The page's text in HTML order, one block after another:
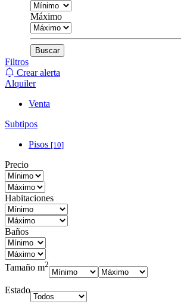
Máximo
Buscar
Filtros
Crear alerta
Alquiler
Venta
Subtipos
Pisos [10]
Precio
Habitaciones
Baños
Tamaño m2
Estado